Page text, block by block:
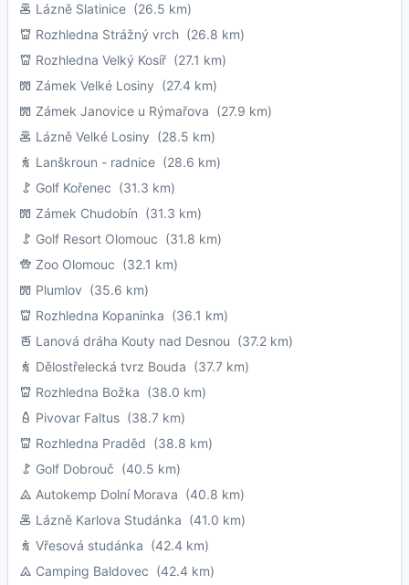
Lázně Slatinice (26.5 km)
Rozhledna Strážný vrch (26.8 km)
Rozhledna Velký Kosíř (27.1 km)
Zámek Velké Losiny (27.4 km)
Zámek Janovice u Rýmařova (27.9 km)
Lázně Velké Losiny (28.5 km)
Lanškroun - radnice (28.6 km)
Golf Kořenec (31.3 km)
Zámek Chudobín (31.3 km)
Golf Resort Olomouc (31.8 km)
Zoo Olomouc (32.1 km)
Plumlov (35.6 km)
Rozhledna Kopaninka (36.1 km)
Lanová dráha Kouty nad Desnou (37.2 km)
Dělostřelecká tvrz Bouda (37.7 km)
Rozhledna Božka (38.0 km)
Pivovar Faltus (38.7 km)
Rozhledna Praděd (38.8 km)
Golf Dobrouč (40.5 km)
Autokemp Dolní Morava (40.8 km)
Lázně Karlova Studánka (41.0 km)
Vřesová studánka (42.4 km)
Camping Baldovec (42.4 km)